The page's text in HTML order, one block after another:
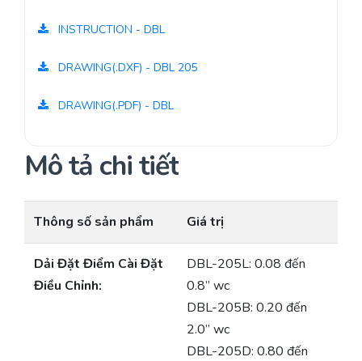
INSTRUCTION - DBL
DRAWING(.DXF) - DBL 205
DRAWING(.PDF) - DBL
Mô tả chi tiết
Thông số sản phẩm Giá trị
Dải Đặt Điểm Cài Đặt
Điều Chỉnh:
DBL-205L: 0.08 đến
0.8” wc
DBL-205B: 0.20 đến
2.0” wc
DBL-205D: 0.80 đến